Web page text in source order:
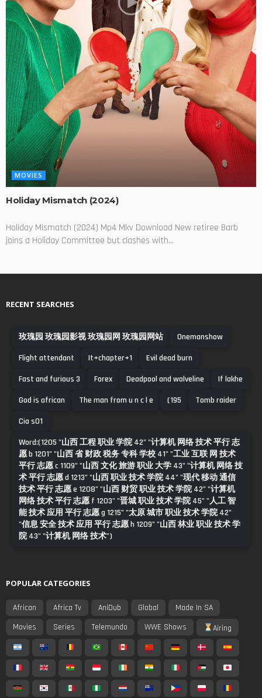
MOVIES
Holiday Mismatch (2024)
Holiday Mismatch (2024) Mp4 Mkv Download New retiree Barb
joins a Holiday Committee but clashes with...
RECENT SEARCHES
玫瑰园 玫瑰园影视 玫瑰园网 玫瑰园网站
Onemanshow
Flight attendant
It+chapter+1
Evil dead burn
Fast and furious 3
Forex Deadpool and wolveline
If lakhe
God is african
The man from u n c l e (195
Tomb raider
Cia s01
Word:(1205 "山西 工程 职业 学院 42" "计算机 网络 技术 平行 志
愿 b 1201" "山西 省 财政 税务 专科 学校 41" "工业 互联 网 技术
平行 志愿 c 1109" "山西 文化 旅游 职业 大学 43" "计算机 网络 技
术 平行 志愿 d 1213" "山西 职业 技术 学院 44" "现代 移动 通信
技术 平行 志愿 e 1208" "山西 财贸 职业 技术 学院 42" "计算机
网络 技术 平行 志愿 f 1203" "晋城 职业 技术 学院 45" "人工 智
能 技术 应用 平行 志愿 g 1215" "太原 城市 职业 技术 学院 42"
"信息 安全 技术 应用 平行 志愿 h 1209" "山西 林业 职业 技术 学
院 43" "计算机 网络 技术")
POPULAR CATEGORIES
African Africa Tv AniDub Global
Made In SA
Movies
Series Telemundo WWE Shows Airing